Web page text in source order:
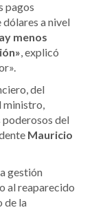
pagos
a nivel
menos
, explicó
del
ministro,
poderosos del
Mauricio
gestión
al reaparecido
de la